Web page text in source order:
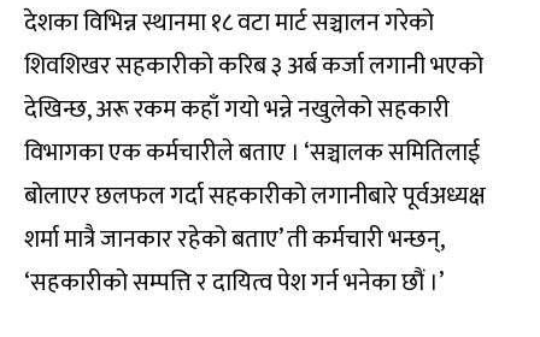
देशका विभिन्न स्थानमा १८ वटा मार्ट सञ्चालन गरेको
शिवशिखर सहकारीको करिब ३ अर्ब कर्जा लगानी भएको
देखिन्छ, अरू रकम कहाँ गयो भन्ने नखुलेको सहकारी
विभागका एक कर्मचारीले बताए । ‘सञ्चालक समितिलाई
बोलाएर छलफल गर्दा सहकारीको लगानीबारे पूर्वअध्यक्ष
शर्मा मात्रै जानकार रहेको बताए’ ती कर्मचारी भन्छन्,
‘सहकारीको सम्पत्ति र दायित्व पेश गर्न भनेका छौं ।’